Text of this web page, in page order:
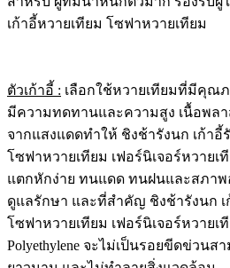
เก้าอี้หวายเทียม โซฟาหวายเทียม
ตัวเก้าอี้ : เลือกใช้หวายเทียมที่มีคุณภ
มีความทดทานและความสูง เนื้อพล
จากแสงแดดทำให้ ชิงช้ารังนก เก้าอี้
โซฟาหวายเทียม เฟอร์นิเจอร์หวายเ
แตกหักง่าย ทนแดด ทนฝนและสภาพ
ดูแลรักษา และที่สำคัญ ชิงช้ารังนก เ
โซฟาหวายเทียม เฟอร์นิเจอร์หวายเ
Polyethylene จะไม่เป็นรอยขีดข่วนส